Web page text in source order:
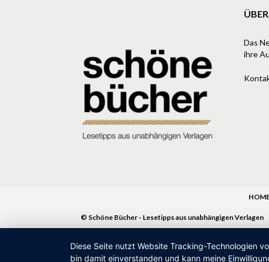
Das
ihre
© Schöne Bücher - Lesetipps aus unabhängigen Verlagen
Diese Seite nutzt Website Tracking-Technologien
bin damit einverstanden und kann meine